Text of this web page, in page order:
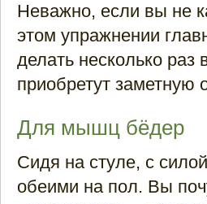
Неважно, если вы не
этом упражнении
делать несколько раз
приобретут заметную
Для мышц бёдер
Сидя на стуле, с
обеими на пол. Вы